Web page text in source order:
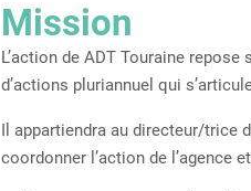
Mission
L’action de ADT Touraine
d’actions pluriannuel qui
Il appartiendra au directeur/trice
coordonner l’action de l’agence